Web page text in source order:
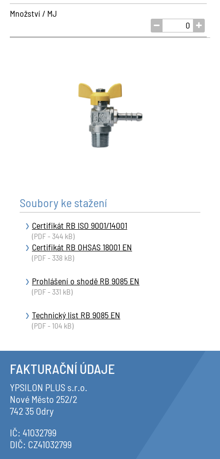
Množství / MJ
Soubory ke stažení
Certifikát RB ISO 9001/14001
(PDF - 344 kB)
Certifikát RB OHSAS 18001 EN
(PDF - 338 kB)
Prohlášení o shodě RB 9085 EN
(PDF - 331 kB)
Technický list RB 9085 EN
(PDF - 104 kB)
FAKTURAČNÍ ÚDAJE
YPSILON PLUS s.r.o.
Nové Město 252/2
742 35 Odry
IČ: 41032799
DIČ: CZ41032799